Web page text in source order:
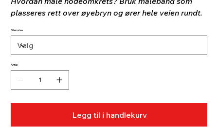
plasseres rett over øyebryn og ører hele veien rundt.
Størrelse
Antall
Legg til i handlekurv